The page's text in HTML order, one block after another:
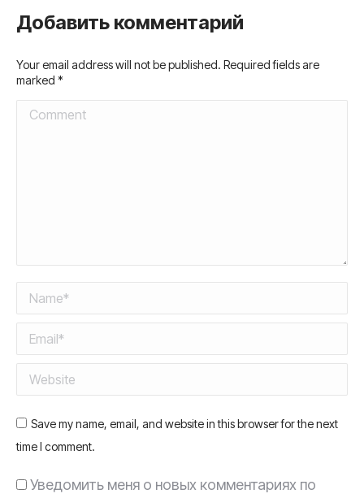
Добавить комментарий
Your email address will not be published. Required fields are
marked *
Comment
Name *
Email *
Website
Save my name, email, and website in this browser for the next
time I comment.
Уведомить меня о новых комментариях по